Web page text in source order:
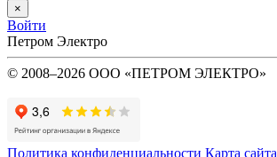
×
Войти
Петром Электро
© 2008–2026 ООО «ПЕТРОМ ЭЛЕКТРО»
Политика конфиденциальности Карта сайта